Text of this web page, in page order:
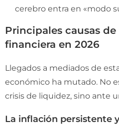
cerebro entra en «modo
Principales causas
financiera en 2026
Llegados a mediados de
económico ha mutado. No
crisis de liquidez, sino ante
La inflación persistente